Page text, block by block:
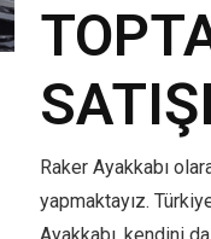
SATIŞI
Raker Ayakkabı
yapmaktayız.